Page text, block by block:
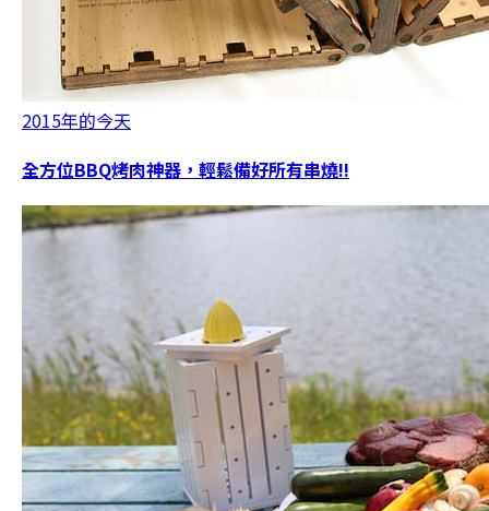
2015年的今天
全方位BBQ烤肉神器，輕鬆備好所有串燒!!